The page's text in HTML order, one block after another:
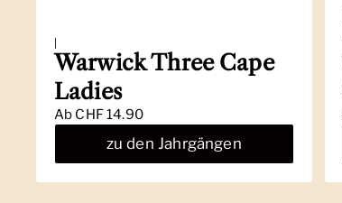
Warwick Three Cape
Ladies
Ab CHF 14.90
zu den Jahrgängen